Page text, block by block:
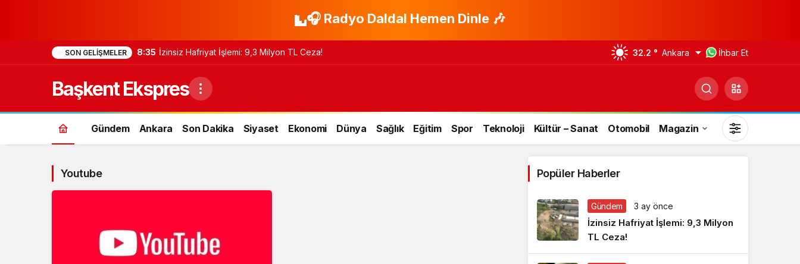
🎧 Radyo Daldal Hemen Dinle 🎶
SON GELIŞMELER 8:35 İzinsiz Hafriyat İşlemi: 9,3 Milyon TL Ceza! 32.2 ° Ankara İhbar Et
Başkent Ekspres
Gündem Ankara Son Dakika Siyaset Ekonomi Dünya Sağlık Eğitim Spor Teknoloji Kültür – Sanat Otomobil Magazin
Gündüz Modu
Gündüz modunu seçin.
Youtube Popüler Haberler
Gündem 3 ay önce
İzinsiz Hafriyat İşlemi: 9,3 Milyon
TL Ceza!